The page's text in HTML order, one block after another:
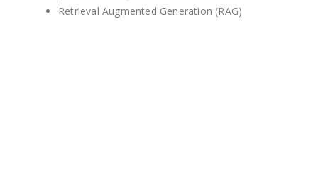
Retrieval Augmented Generation (RAG)